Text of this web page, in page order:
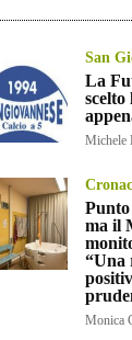
San
La
Michele
ma il
“Una
Monica